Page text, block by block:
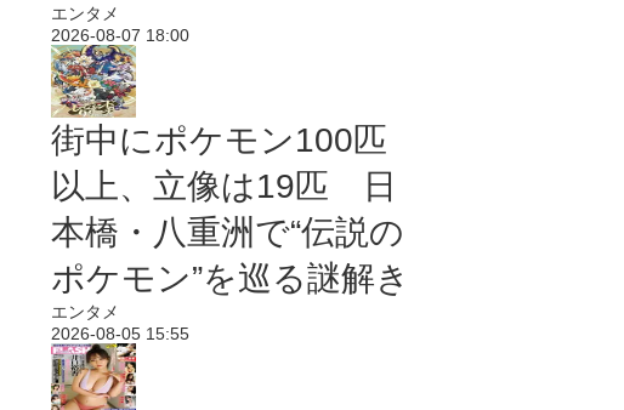
エンタメ
2026-08-07 18:00
街中にポケモン100匹
以上、立像は19匹 日
本橋・八重洲で“伝説の
ポケモン”を巡る謎解き
エンタメ
2026-08-05 15:55